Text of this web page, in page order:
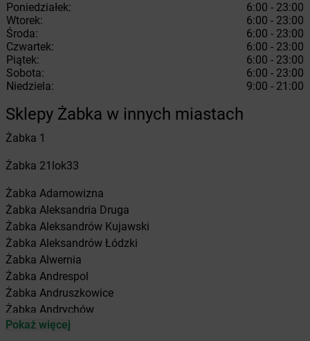
Poniedziałek:
6:00 - 23:00
Wtorek:
6:00 - 23:00
Środa:
6:00 - 23:00
Czwartek:
6:00 - 23:00
Piątek:
6:00 - 23:00
Sobota:
6:00 - 23:00
Niedziela:
9:00 - 21:00
Sklepy Żabka w innych miastach
Żabka 1
Żabka 21lok33
Żabka Adamowizna
Żabka Aleksandria Druga
Żabka Aleksandrów Kujawski
Żabka Aleksandrów Łódzki
Żabka Alwernia
Żabka Andrespol
Żabka Andruszkowice
Żabka Andrychów
Żabka Antonie
Pokaż więcej